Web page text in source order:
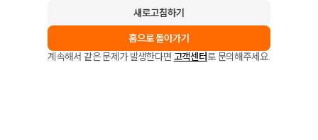
새로고침하기
홈으로 돌아가기
계속해서 같은 문제가 발생한다면 고객센터로 문의해주세요.